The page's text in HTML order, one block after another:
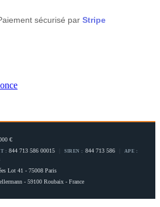
sécurisé par Stripe
€
: 844 713 586 00015 SIREN : 844 713 586 APE :
Lot 41 - 75008 Paris
- 59100 Roubaix - France